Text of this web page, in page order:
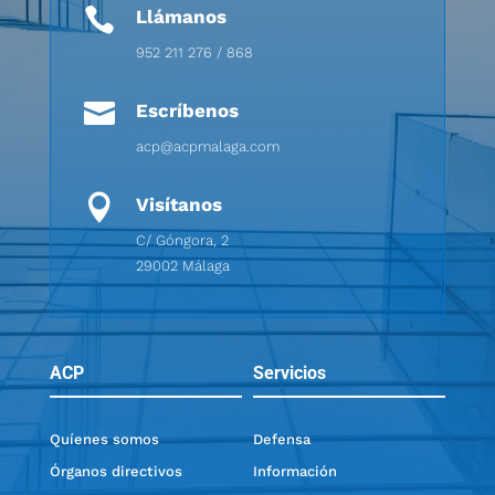
 Llámanos
952 211 276 / 868
 Escríbenos
acp@acpmalaga.com
 Visítanos
C/ Góngora, 2
29002 Málaga
ACP Servicios
Quíenes somos
Órganos directivos
Defensa
Información